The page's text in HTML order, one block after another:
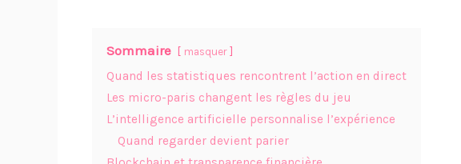
Sommaire masquer
Quand les statistiques rencontrent l’action en direct
Les micro-paris changent les règles du jeu
L’intelligence artificielle personnalise l’expérience
Quand regarder devient parier